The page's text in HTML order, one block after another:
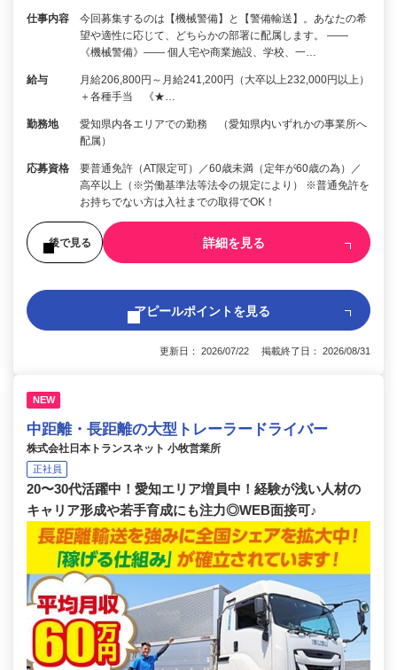
仕事内容
今回募集するのは【機械警備】と【警備輸送】。あなたの希
望や適性に応じて、どちらかの部署に配属します。 ――
《機械警備》―― 個人宅や商業施設、学校、一…
給与
月給206,800円～月給241,200円（大卒以上232,000円以上）
＋各種手当 《★…
勤務地
愛知県内各エリアでの勤務 （愛知県内いずれかの事業所へ
配属）
応募資格
要普通免許（AT限定可）／60歳未満（定年が60歳の為）／
高卒以上（※労働基準法等法令の規定により） ※普通免許を
お持ちでない方は入社までの取得でOK！
後で見る 詳細を見る
アピールポイントを見る
更新日： 2026/07/22 掲載終了日： 2026/08/31
NEW
中距離・長距離の大型トレーラードライバー
株式会社日本トランスネット 小牧営業所
正社員
20〜30代活躍中！愛知エリア増員中！経験が浅い人材の
キャリア形成や若手育成にも注力◎WEB面接可♪